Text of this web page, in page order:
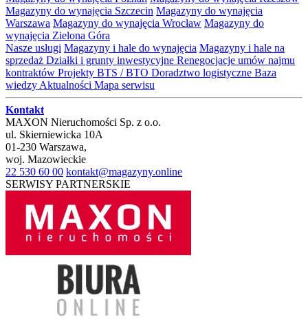
Magazyny do wynajęcia Szczecin Magazyny do wynajęcia
Warszawa Magazyny do wynajęcia Wrocław Magazyny do
wynajęcia Zielona Góra
Nasze usługi Magazyny i hale do wynajęcia Magazyny i hale na
sprzedaż Działki i grunty inwestycyjne Renegocjacje umów najmu
kontraktów Projekty BTS / BTO Doradztwo logistyczne Baza
wiedzy Aktualności Mapa serwisu
Kontakt
MAXON Nieruchomości Sp. z o.o.
ul. Skierniewicka 10A
01-230 Warszawa,
woj. Mazowieckie
22 530 60 00 kontakt@magazyny.online
SERWISY PARTNERSKIE